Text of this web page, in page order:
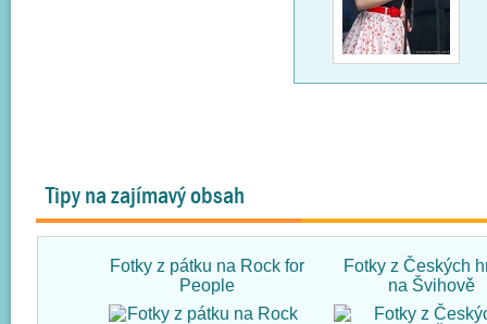
Tipy na zajímavý obsah
Fotky z pátku na Rock for
People
Fotky z Českých
na Švihově